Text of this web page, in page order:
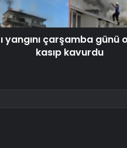
yangını çarşamba günü
kasıp kavurdu